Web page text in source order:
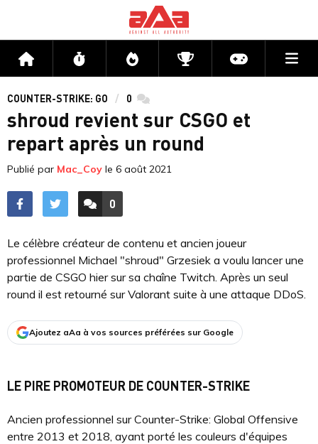
Accueil Flux Directs CompétitionsActu jeux
COUNTER-STRIKE: GO 0 commentaires
shroud revient sur CSGO et
repart après un round
Publié par Mac_Coy le 6 août 2021
ACCÉDER AUX
0
COMMENTAIRES
Le célèbre créateur de contenu et ancien joueur
professionnel Michael "shroud" Grzesiek a voulu lancer une
partie de CSGO hier sur sa chaîne Twitch. Après un seul
round il est retourné sur Valorant suite à une attaque DDoS.
Ajoutez aAa à vos sources préférées sur Google
LE PIRE PROMOTEUR DE COUNTER-STRIKE
Ancien professionnel sur Counter-Strike: Global Offensive
entre 2013 et 2018, ayant porté les couleurs d'équipes